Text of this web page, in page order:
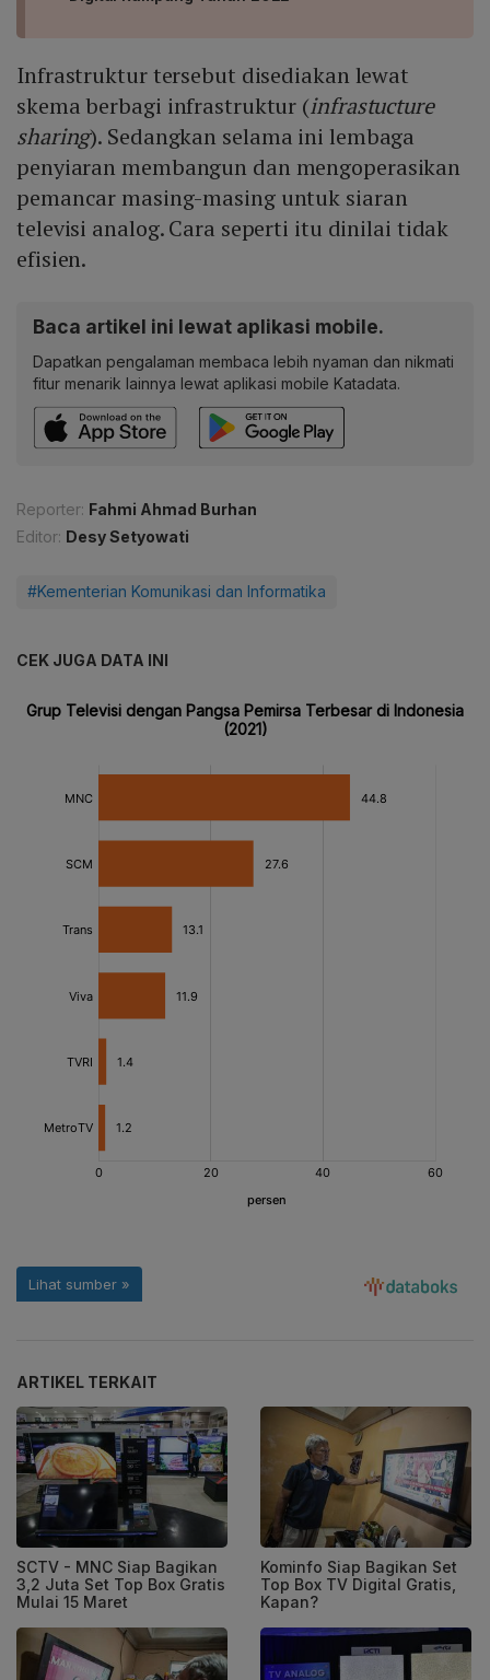
Infrastruktur tersebut disediakan lewat
skema berbagi infrastruktur (infrastucture
sharing). Sedangkan selama ini lembaga
penyiaran membangun dan mengoperasikan
pemancar masing-masing untuk siaran
televisi analog. Cara seperti itu dinilai tidak
efisien.
Baca artikel ini lewat aplikasi mobile.
Dapatkan pengalaman membaca lebih nyaman dan nikmati
fitur menarik lainnya lewat aplikasi mobile Katadata.
Reporter: Fahmi Ahmad Burhan
Editor: Desy Setyowati
#Kementerian Komunikasi dan Informatika
CEK JUGA DATA INI
ARTIKEL TERKAIT
SCTV - MNC Siap Bagikan
3,2 Juta Set Top Box Gratis
Mulai 15 Maret
Kominfo Siap Bagikan Set
Top Box TV Digital Gratis,
Kapan?